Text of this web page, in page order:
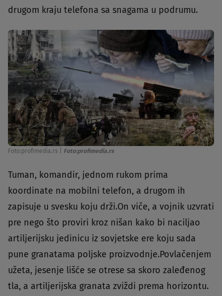
drugom kraju telefona sa snagama u podrumu.
Foto:profimedia.rs Foto:profimedia.rs
Tuman, komandir, jednom rukom prima
koordinate na mobilni telefon, a drugom ih
zapisuje u svesku koju drži.On viče, a vojnik uzvrati
pre nego što proviri kroz nišan kako bi naciljao
artiljerijsku jedinicu iz sovjetske ere koju sada
pune granatama poljske proizvodnje.Povlačenjem
užeta, jesenje lišće se otrese sa skoro zaleđenog
tla, a artiljerijska granata zviždi prema horizontu.